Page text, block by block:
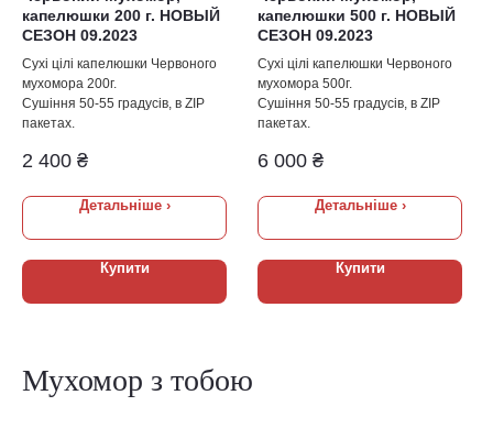
капелюшки 200 г. НОВЫЙ
СЕЗОН 09.2023
Сухі цілі капелюшки Червоного
мухомора 200г.
Сушіння 50-55 градусів, в ZIP
пакетах.
2 400 ₴
Детальніше ›
Купити
капелюшки 500 г. НОВЫЙ
СЕЗОН 09.2023
Сухі цілі капелюшки Червоного
мухомора 500г.
Сушіння 50-55 градусів, в ZIP
пакетах.
6 000 ₴
Детальніше ›
Купити
Мухомор з тобою
Сушіння в
промислових сушках з
інтенсивним
провітрюванням
Майже без піску!
Усі капелюшки
мінімальна